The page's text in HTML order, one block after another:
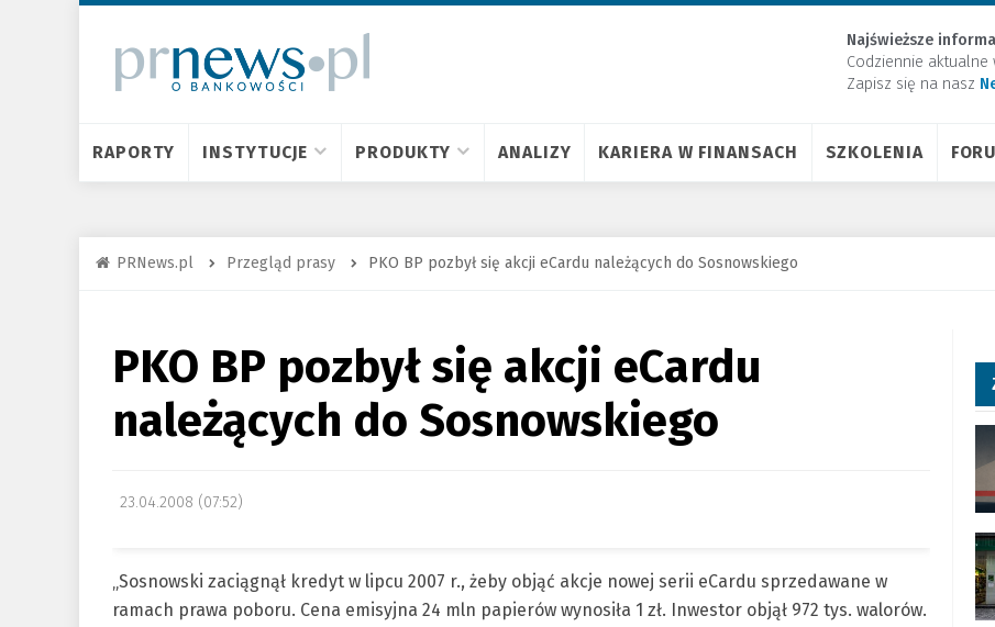
Najświeższe
Codziennie
Zapisz się na nasz
RAPORTY INSTYTUCJE PRODUKTY ANALIZY KARIERA W FINANSACH SZKOLENIA
PRNews.pl Przegląd prasy PKO BP pozbył się akcji eCardu należących do Sosnowskiego
PKO BP pozbył się akcji eCardu
należących do Sosnowskiego
23.04.2008 (07:52)
„Sosnowski zaciągnął kredyt w lipcu 2007 r., żeby objąć akcje nowej serii eCardu sprzedawane w
ramach prawa poboru. Cena emisyjna 24 mln papierów wynosiła 1 zł. Inwestor objął 972 tys. walorów.